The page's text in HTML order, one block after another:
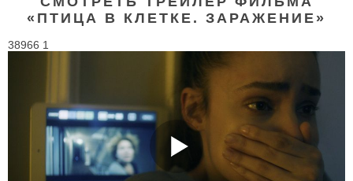
«ПТИЦА В КЛЕТКЕ. ЗАРАЖЕНИЕ»
38966 1